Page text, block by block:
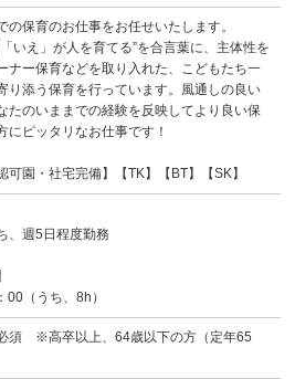
の保育のお仕事をお任せいたします。
いえ」が人を育てる”を合言葉に、主体性を
ナー保育などを取り入れた、こどもたち一
り添う保育を行っています。風通しの良い
たのいままでの経験を反映してより良い保
にピッタリなお仕事です！
可園・社宅完備】【TK】【BT】【SK】
、週5日程度勤務
00（うち、8h）
須 ※高卒以上、64歳以下の方（定年65